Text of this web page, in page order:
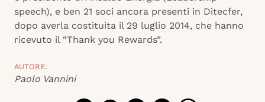
speech), e ben 21 soci ancora presenti in Ditecfer,
dopo averla costituita il 29 luglio 2014, che hanno
ricevuto il “Thank you Rewards”.
AUTORE:
Paolo Vannini